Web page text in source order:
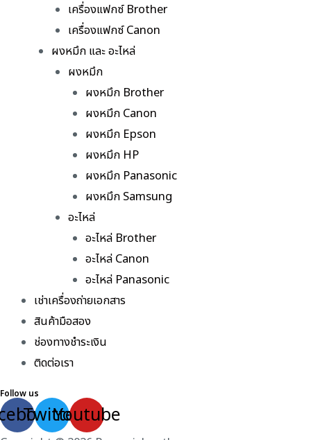
เครื่องแฟกซ์ Brother
เครื่องแฟกซ์ Canon
ผงหมึก และ อะไหล่
ผงหมึก
ผงหมึก Brother
ผงหมึก Canon
ผงหมึก Epson
ผงหมึก HP
ผงหมึก Panasonic
ผงหมึก Samsung
อะไหล่
อะไหล่ Brother
อะไหล่ Canon
อะไหล่ Panasonic
เช่าเครื่องถ่ายเอกสาร
สินค้ามือสอง
ช่องทางชำระเงิน
ติดต่อเรา
Follow us
TwitterYoutube